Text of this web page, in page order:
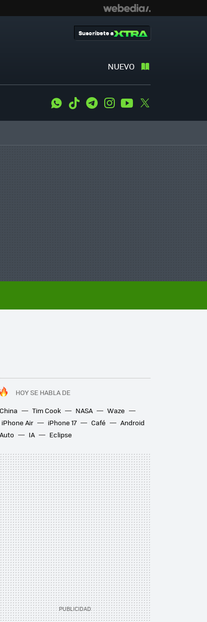
NUEVO
Suscríbete a
WhatsApp
Tiktok TelegramInstagramYoutube
HOY SE HABLA DE
China
Tim Cook NASA
Waze
iPhone Air
iPhone 17 Café
Android
Auto
IA Eclipse